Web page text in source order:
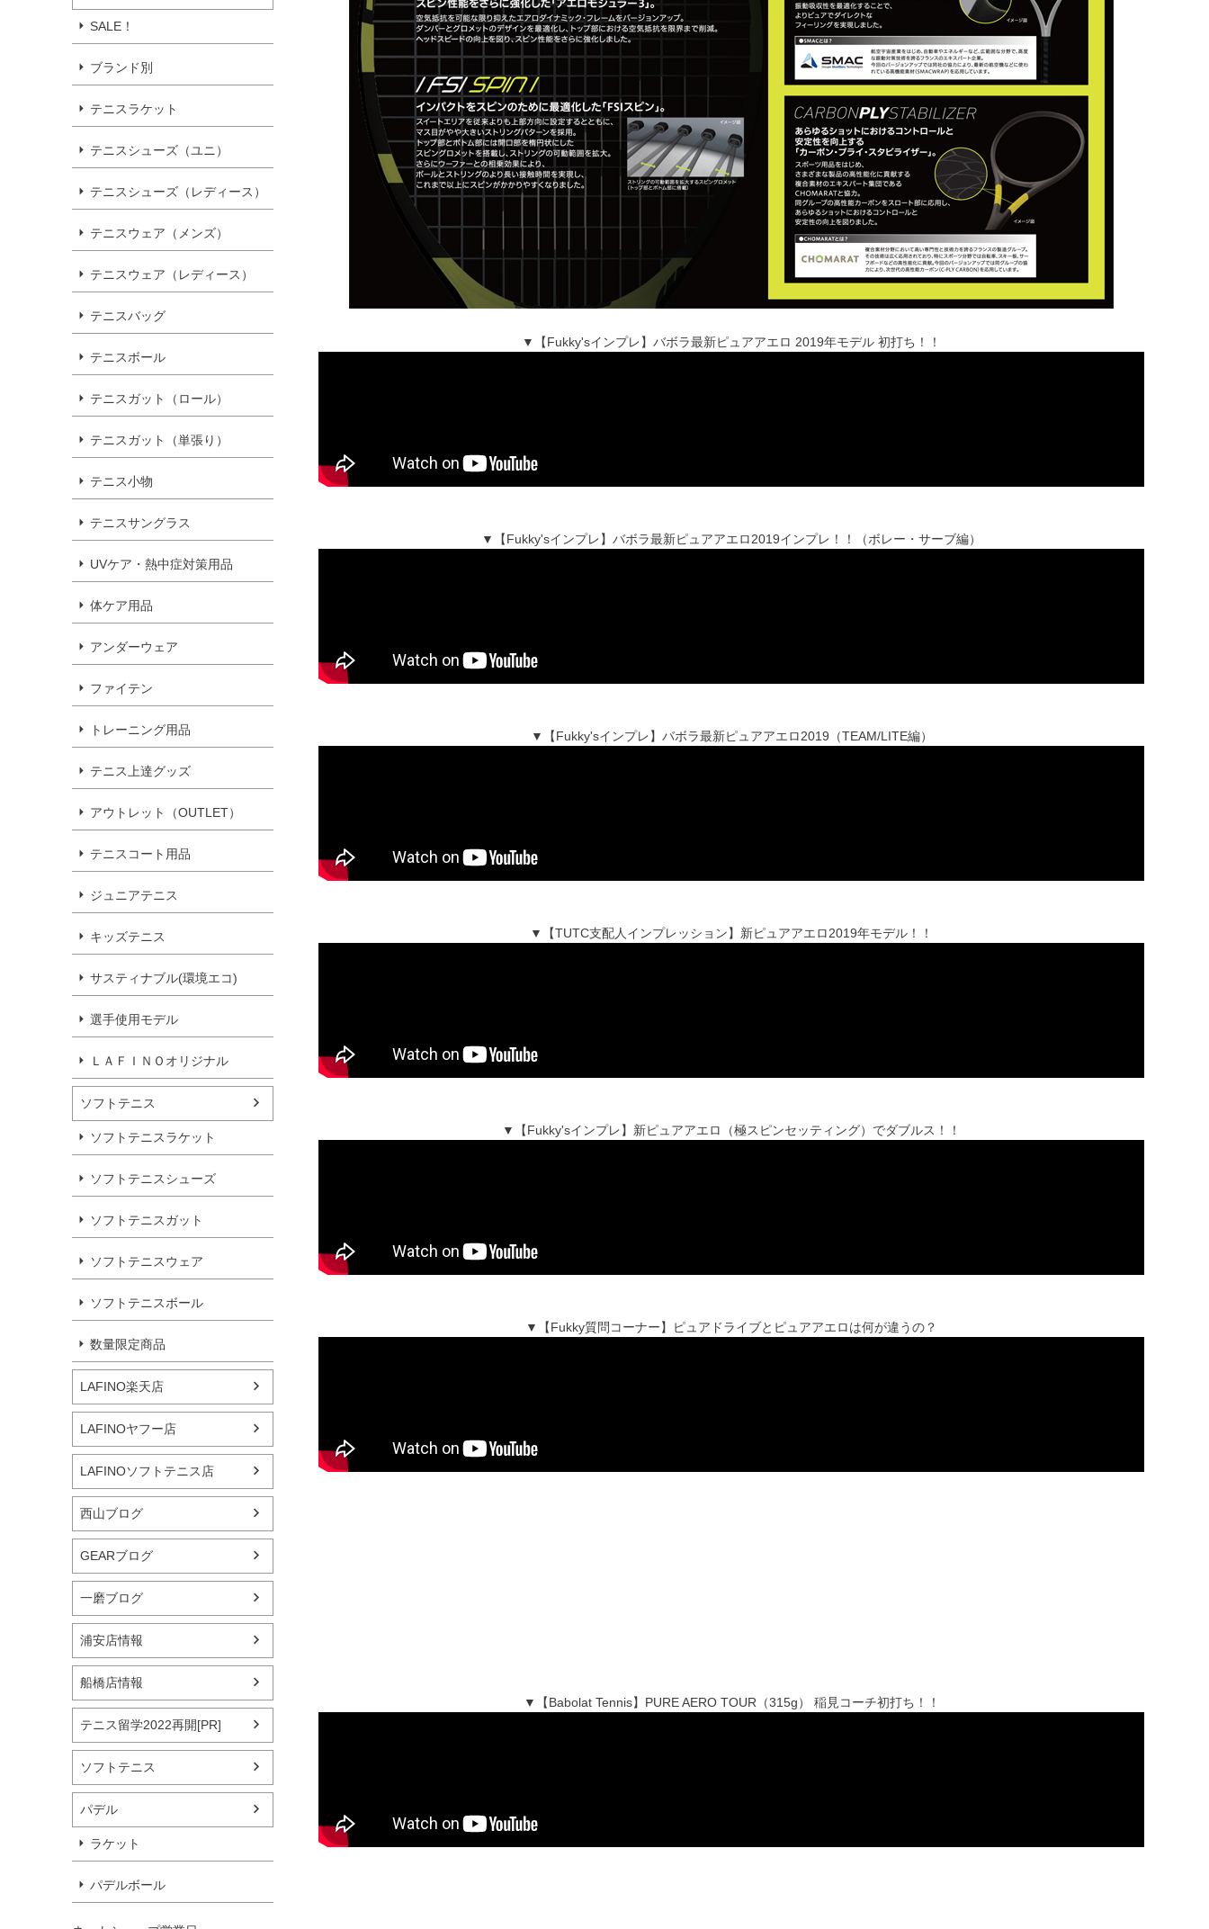
SALE！
ブランド別
テニスラケット
テニスシューズ（ユニ）
テニスシューズ（レディース）
テニスウェア（メンズ）
テニスウェア（レディース）
テニスバッグ
テニスボール
テニスガット（ロール）
テニスガット（単張り）
テニス小物
テニスサングラス
UVケア・熱中症対策用品
体ケア用品
アンダーウェア
ファイテン
トレーニング用品
テニス上達グッズ
アウトレット（OUTLET）
テニスコート用品
ジュニアテニス
キッズテニス
サスティナブル(環境エコ)
選手使用モデル
ＬＡＦＩＮＯオリジナル
ソフトテニス
ソフトテニスラケット
ソフトテニスシューズ
ソフトテニスガット
ソフトテニスウェア
ソフトテニスボール
数量限定商品
LAFINO楽天店
LAFINOヤフー店
LAFINOソフトテニス店
西山ブログ
GEARブログ
一磨ブログ
浦安店情報
船橋店情報
テニス留学2022再開[PR]
ソフトテニス
パデル
ラケット
パデルボール
▼【Fukky'sインプレ】バボラ最新ピュアアエロ 2019年モデル 初打ち！！
▼【Fukky'sインプレ】バボラ最新ピュアアエロ2019インプレ！！（ボレー・サーブ編）
▼【Fukky'sインプレ】バボラ最新ピュアアエロ2019（TEAM/LITE編）
▼【TUTC支配人インプレッション】新ピュアアエロ2019年モデル！！
▼【Fukky'sインプレ】新ピュアアエロ（極スピンセッティング）でダブルス！！
▼【Fukky質問コーナー】ピュアドライブとピュアアエロは何が違うの？
▼【Babolat Tennis】PURE AERO TOUR（315g） 稲見コーチ初打ち！！